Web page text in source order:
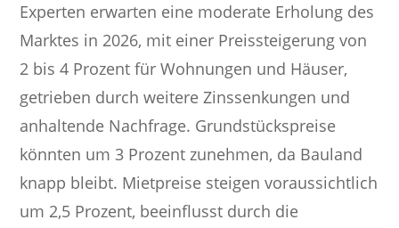
Experten erwarten eine moderate Erholung des
Marktes in 2026, mit einer Preissteigerung von
2 bis 4 Prozent für Wohnungen und Häuser,
getrieben durch weitere Zinssenkungen und
anhaltende Nachfrage. Grundstückspreise
könnten um 3 Prozent zunehmen, da Bauland
knapp bleibt. Mietpreise steigen voraussichtlich
um 2,5 Prozent, beeinflusst durch die